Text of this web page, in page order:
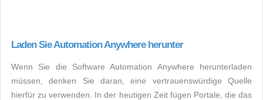
Laden Sie Automation Anywhere herunter
Wenn Sie die Software Automation Anywhere herunterladen
müssen, denken Sie daran, eine vertrauenswürdige Quelle
hierfür zu verwenden. In der heutigen Zeit fügen Portale, die das